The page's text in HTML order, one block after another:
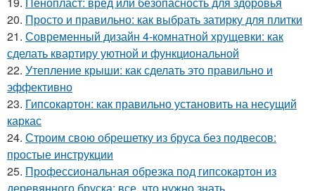
20. Просто и правильно: как выбрать затирку для плитки
21. Современный дизайн 4-комнатной хрущевки: как
сделать квартиру уютной и функциональной
22. Утепление крыши: как сделать это правильно и
эффективно
23. Гипсокартон: как правильно установить на несущий
каркас
24. Строим свою обрешетку из бруса без подвесов:
простые инструкции
25. Профессиональная обрезка под гипсокартон из